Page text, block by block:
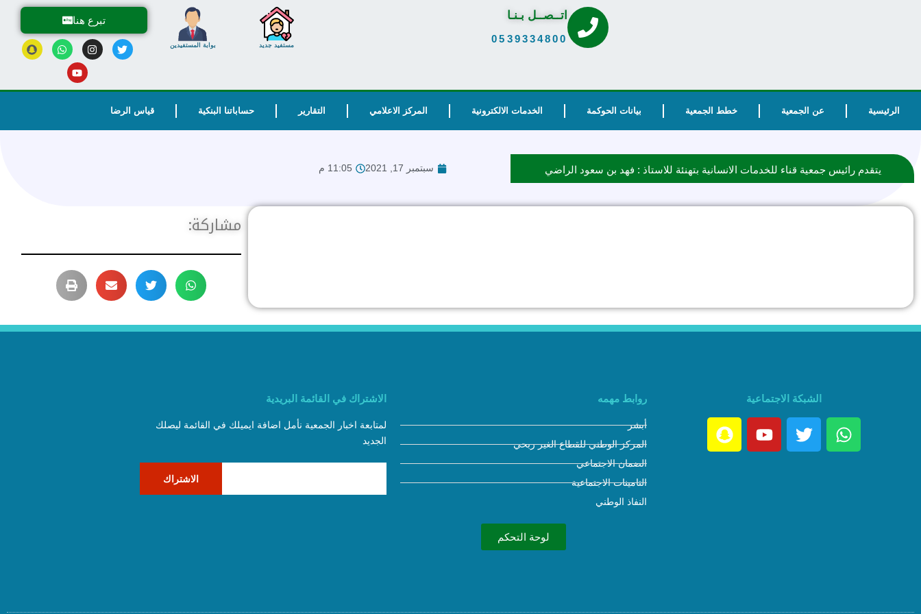
اتــصــل بـنـا
0539334800
مستفيد جديد بوابة المستفيدين
تبرع هنا
الرئيسية عن الجمعية خطط الجمعية بيانات الحوكمة الخدمات الالكترونية المركز الاعلامي التقارير حساباتنا البنكية قياس الرضا
يتقدم رائيس جمعية قناء للخدمات الانسانية بتهنئة للاستاذ : فهد بن سعود الراضي سبتمبر 17, 2021 11:05 م
مشاركة:
الشبكة الاجتماعية روابط مهمه
أبشر
المركز الوطني للقطاع الغير ربحي
الضمان الاجتماعي
التامينات الاجتماعية
النفاذ الوطني
لوحة التحكم
الاشتراك في القائمة البريدية
لمتابعة اخبار الجمعية نأمل اضافة ايميلك في القائمة ليصلك
الجديد
الاشتراك